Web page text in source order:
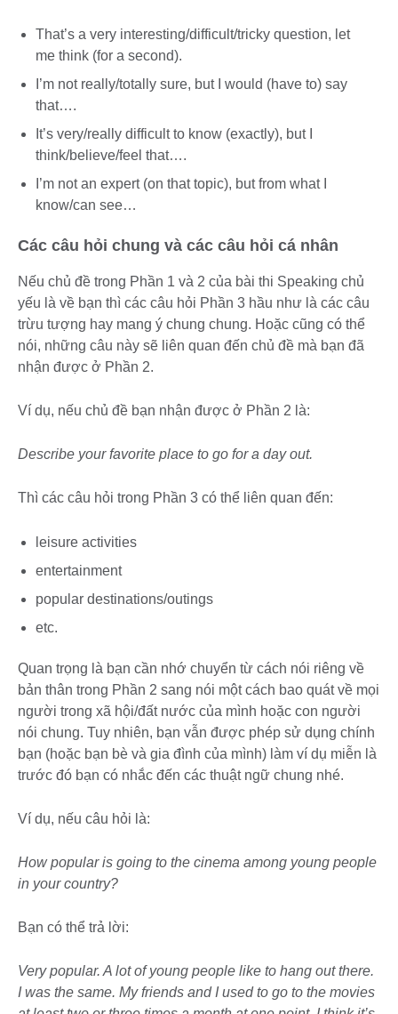
That’s a very interesting/difficult/tricky question, let
me think (for a second).
I’m not really/totally sure, but I would (have to) say
that….
It’s very/really difficult to know (exactly), but I
think/believe/feel that….
I’m not an expert (on that topic), but from what I
know/can see…
Các câu hỏi chung và các câu hỏi cá nhân
Nếu chủ đề trong Phần 1 và 2 của bài thi Speaking chủ
yếu là về bạn thì các câu hỏi Phần 3 hầu như là các câu
trừu tượng hay mang ý chung chung. Hoặc cũng có thể
nói, những câu này sẽ liên quan đến chủ đề mà bạn đã
nhận được ở Phần 2.
Ví dụ, nếu chủ đề bạn nhận được ở Phần 2 là:
Describe your favorite place to go for a day out.
Thì các câu hỏi trong Phần 3 có thể liên quan đến:
leisure activities
entertainment
popular destinations/outings
etc.
Quan trọng là bạn cần nhớ chuyển từ cách nói riêng về
bản thân trong Phần 2 sang nói một cách bao quát về mọi
người trong xã hội/đất nước của mình hoặc con người
nói chung. Tuy nhiên, bạn vẫn được phép sử dụng chính
bạn (hoặc bạn bè và gia đình của mình) làm ví dụ miễn là
trước đó bạn có nhắc đến các thuật ngữ chung nhé.
Ví dụ, nếu câu hỏi là:
How popular is going to the cinema among young people
in your country?
Bạn có thể trả lời:
Very popular. A lot of young people like to hang out there.
I was the same. My friends and I used to go to the movies